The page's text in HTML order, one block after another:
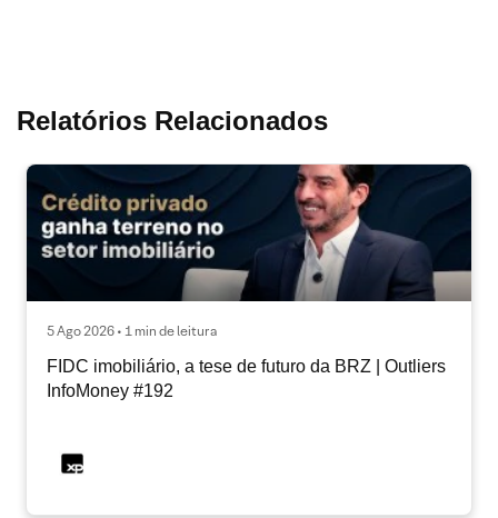
Relatórios Relacionados
5 Ago 2026 • 1 min de leitura
FIDC imobiliário, a tese de futuro da BRZ | Outliers
InfoMoney #192